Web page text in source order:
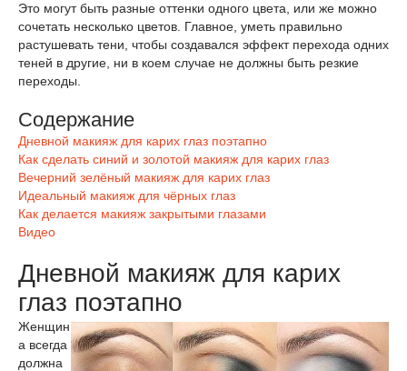
Это могут быть разные оттенки одного цвета, или же можно
сочетать несколько цветов. Главное, уметь правильно
растушевать тени, чтобы создавался эффект перехода одних
теней в другие, ни в коем случае не должны быть резкие
переходы.
Содержание
Дневной макияж для карих глаз поэтапно
Как сделать синий и золотой макияж для карих глаз
Вечерний зелёный макияж для карих глаз
Идеальный макияж для чёрных глаз
Как делается макияж закрытыми глазами
Видео
Дневной макияж для карих
глаз поэтапно
Женщин
а всегда
должна